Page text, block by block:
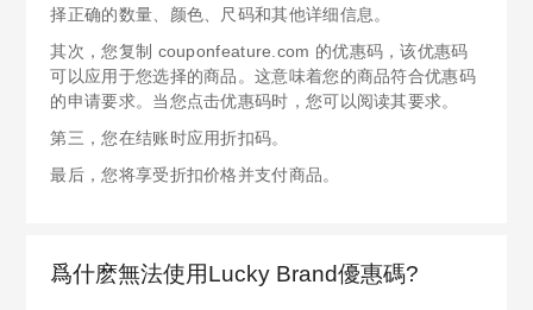
择正确的数量、颜色、尺码和其他详细信息。
其次，您复制 couponfeature.com 的优惠码，该优惠码
可以应用于您选择的商品。这意味着您的商品符合优惠码
的申请要求。当您点击优惠码时，您可以阅读其要求。
第三，您在结账时应用折扣码。
最后，您将享受折扣价格并支付商品。
爲什麽無法使用Lucky Brand優惠碼?